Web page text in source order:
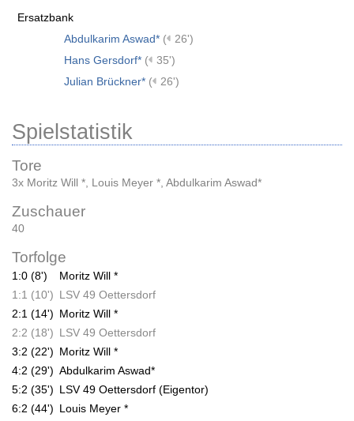
Ersatzbank
Abdulkarim Aswad* (
26')
Hans Gersdorf* (
35')
Julian Brückner* ( 26')
Spielstatistik
Tore
3x Moritz Will * Louis Meyer * Abdulkarim Aswad*
Zuschauer
40
Torfolge
1:0 (8')
Moritz Will *
1:1 (10') LSV 49 Oettersdorf
2:1 (14') Moritz Will *
2:2 (18') LSV 49 Oettersdorf
3:2 (22') Moritz Will *
4:2 (29') Abdulkarim Aswad*
5:2 (35') LSV 49 Oettersdorf (Eigentor)
6:2 (44') Louis Meyer *